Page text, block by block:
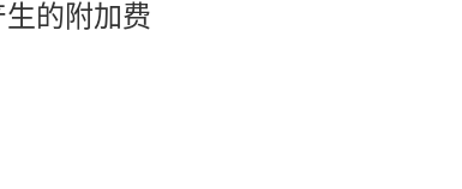
生的附加费